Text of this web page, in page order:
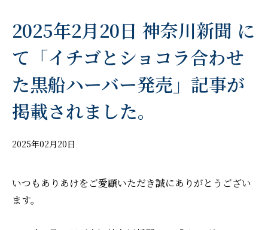
2025年2月20日 神奈川新聞 に
て「イチゴとショコラ合わせ
た黒船ハーバー発売」記事が
掲載されました。
2025年02月20日
いつもありあけをご愛顧いただき誠にありがとうござい
ます。